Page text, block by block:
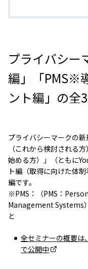
プライバシー
編」「PMS※
ント編」の全
プライバシーマークの
（これから検討される
始める方）」（ともに
ト編（取得に向けた体
編です。
※PMS：（PMS：
Management Systems
と
全セミナーの概要は
で公開中